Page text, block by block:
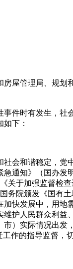
屋管理局、规划
件时有发生，社
下：
和谐稳定，党
通知》（国办发
关于加强监督检
务院颁发《国有
快发展中，用地
护人民群众利
）实际情况出发
作的指导监督，